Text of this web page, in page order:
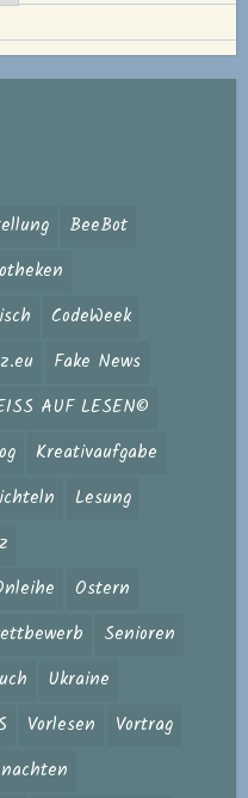
BeeBot
CodeWeek
Fake News
AUF LESEN©
Kreativaufgabe
Lesung
Ostern
Senioren
Ukraine
Vorlesen
Vortrag